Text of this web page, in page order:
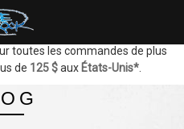
toutes les commandes de plus
de 125 $aux États-Unis*